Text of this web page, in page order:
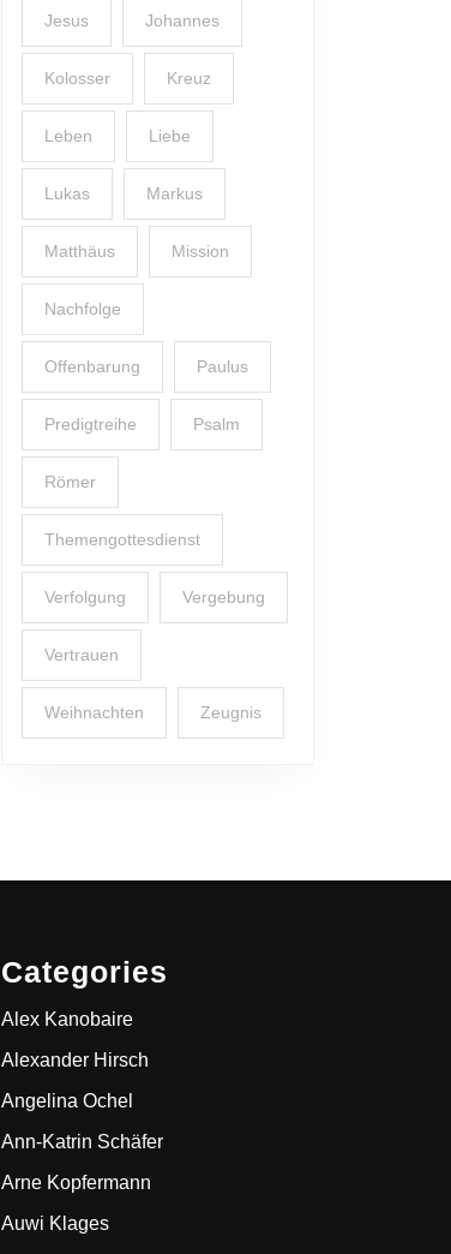
Jesus Johannes
Kolosser Kreuz
Leben Liebe
Lukas Markus
Matthäus Mission
Nachfolge
Offenbarung Paulus
Predigtreihe Psalm
Römer
Themengottesdienst
Verfolgung Vergebung
Vertrauen
Weihnachten Zeugnis
Categories
Alex Kanobaire
Alexander Hirsch
Angelina Ochel
Ann-Katrin Schäfer
Arne Kopfermann
Auwi Klages